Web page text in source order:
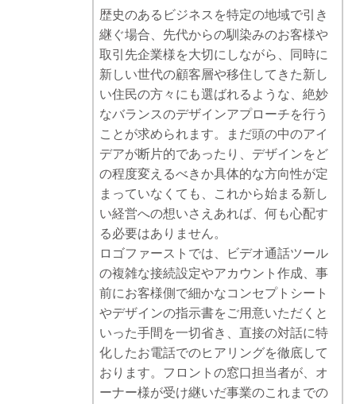
歴史のあるビジネスを特定の地域で引き
継ぐ場合、先代からの馴染みのお客様や
取引先企業様を大切にしながら、同時に
新しい世代の顧客層や移住してきた新し
い住民の方々にも選ばれるような、絶妙
なバランスのデザインアプローチを行う
ことが求められます。まだ頭の中のアイ
デアが断片的であったり、デザインをど
の程度変えるべきか具体的な方向性が定
まっていなくても、これから始まる新し
い経営への想いさえあれば、何も心配す
る必要はありません。
ロゴファーストでは、ビデオ通話ツール
の複雑な接続設定やアカウント作成、事
前にお客様側で細かなコンセプトシート
やデザインの指示書をご用意いただくと
いった手間を一切省き、直接の対話に特
化したお電話でのヒアリングを徹底して
おります。フロントの窓口担当者が、オ
ーナー様が受け継いだ事業のこれまでの